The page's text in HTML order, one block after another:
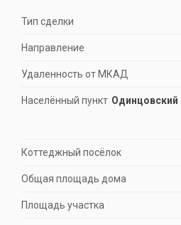
Тип сделки
Направление
Удаленность от МКАД
Населённый пункт Одинцовский
Коттеджный посёлок
Общая площадь дома
Площадь участка